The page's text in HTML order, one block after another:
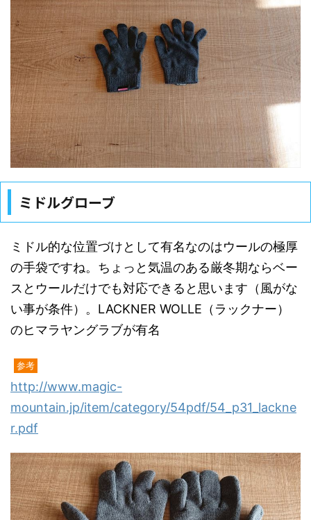
ミドルグローブ
ミドル的な位置づけとして有名なのはウールの極厚
の手袋ですね。ちょっと気温のある厳冬期ならベー
スとウールだけでも対応できると思います（風がな
い事が条件）。LACKNER WOLLE（ラックナー）
のヒマラヤングラブが有名
参考
http://www.magic-
mountain.jp/item/category/54pdf/54_p31_lackne
r.pdf